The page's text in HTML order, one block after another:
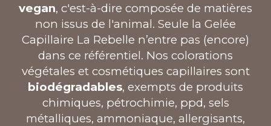
vegan, c'est-à-dire composée de matières
non issus de l'animal. Seule la Gelée
Capillaire La Rebelle n’entre pas (encore)
dans ce référentiel. Nos colorations
végétales et cosmétiques capillaires sont
biodégradables, exempts de produits
chimiques, pétrochimie, ppd, sels
métalliques, ammoniaque, allergisants,